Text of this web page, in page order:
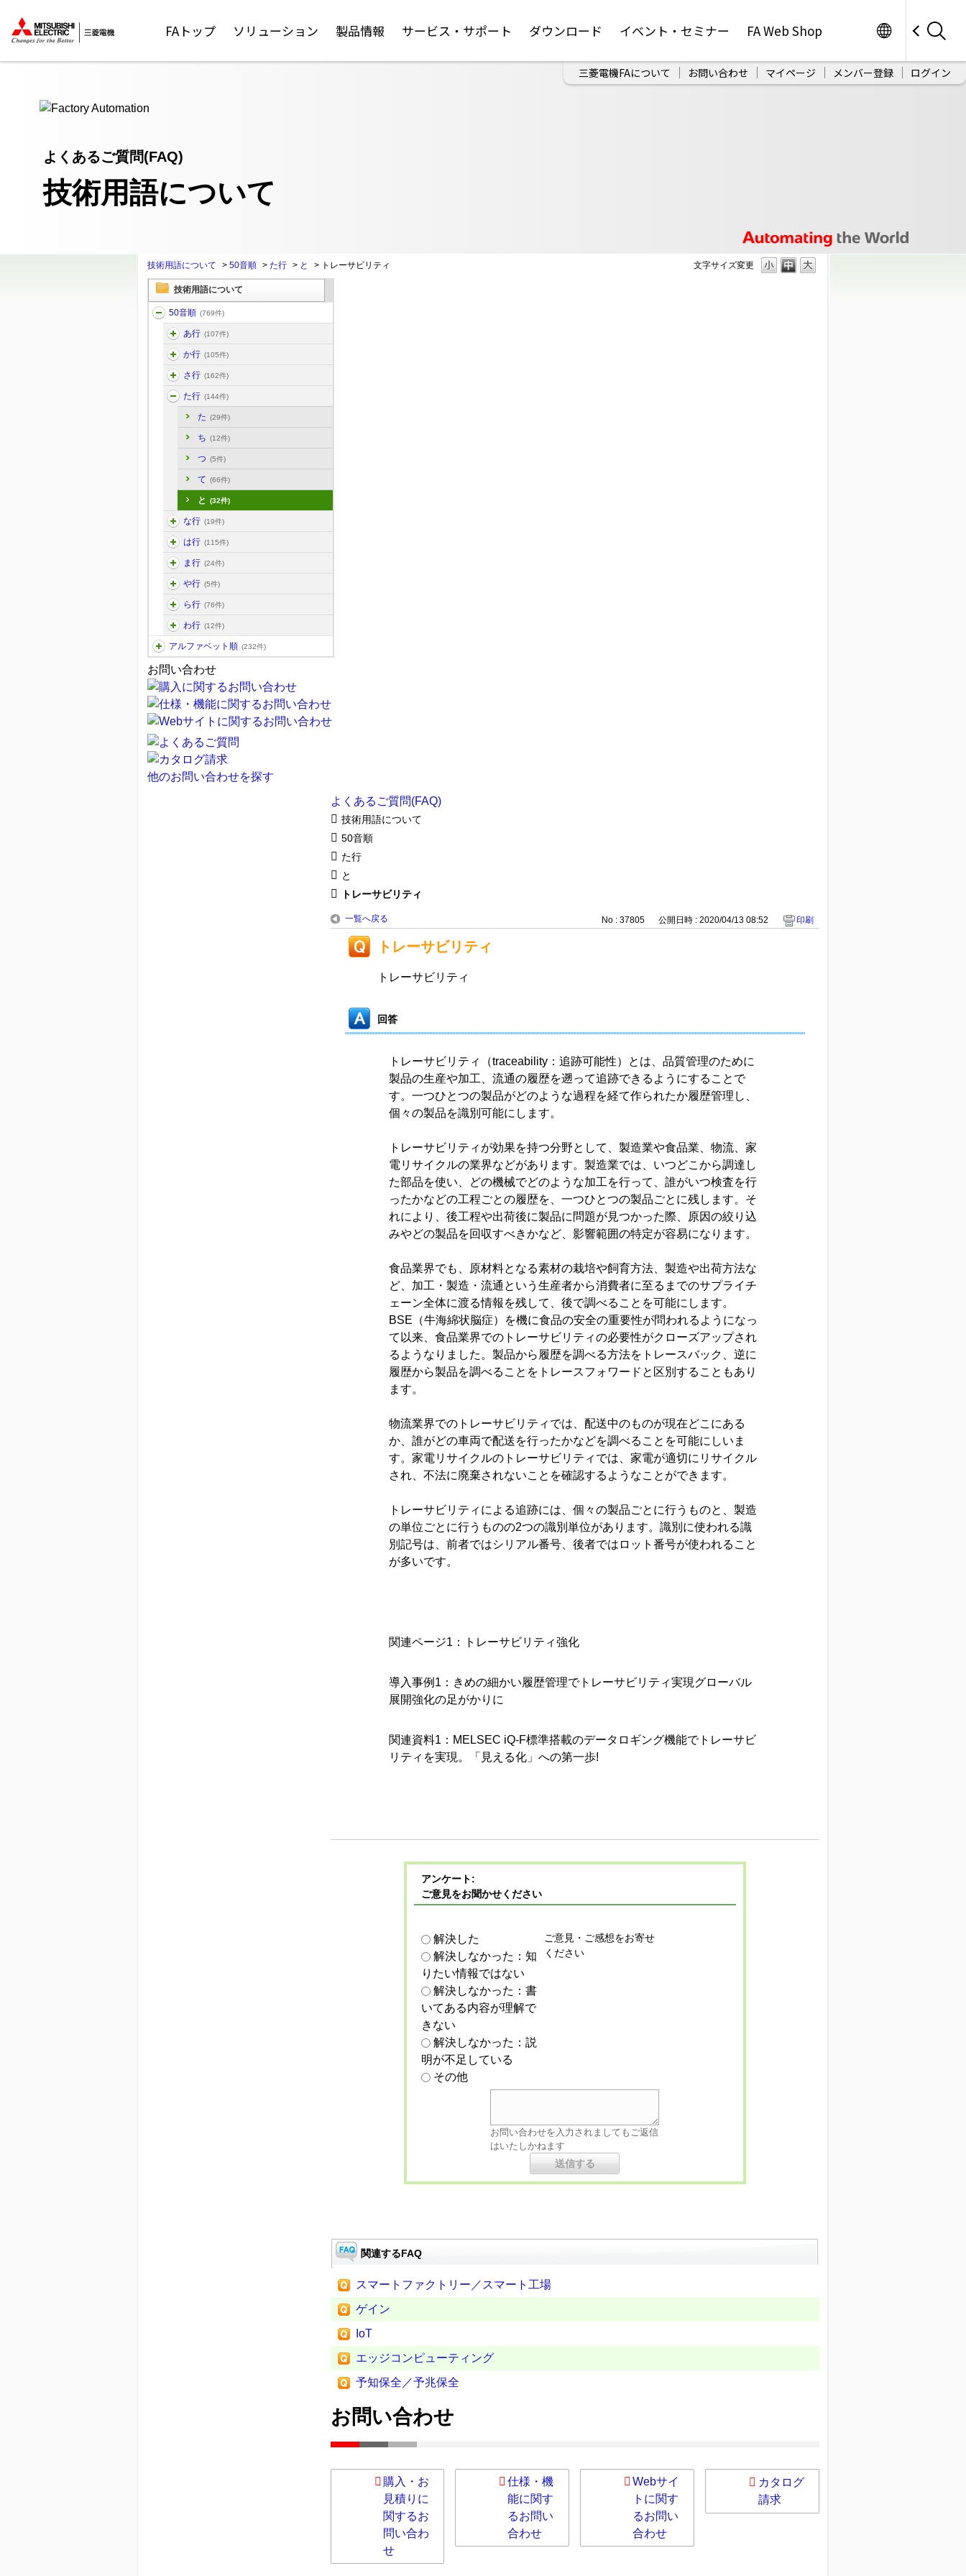
FAトップ ソリューション 製品情報 サービス・サポート ダウンロード イベント・セミナー FA Web Shop
三菱電機FAについて お問い合わせ マイページ メンバー登録 ログイン
よくあるご質問(FAQ)
技術用語について
文字サイズ変更
技術用語について > 50音順 > た行 > と > トレーサビリティ
技術用語について
50音順 (769件)
あ行 (107件)
か行 (105件)
さ行 (162件)
た行 (144件)
た (29件)
ち (12件)
つ (5件)
て (66件)
と (32件)
な行 (19件)
は行 (115件)
ま行 (24件)
や行 (5件)
ら行 (76件)
わ行 (12件)
アルファベット順 (232件)
お問い合わせ
他のお問い合わせを探す
よくあるご質問(FAQ)
技術用語について
50音順
た行
と
トレーサビリティ
一覧へ戻る No : 37805 公開日時 : 2020/04/13 08:52 印刷
トレーサビリティ
トレーサビリティ
回答
トレーサビリティ（traceability：追跡可能性）とは、品質管理のために
製品の生産や加工、流通の履歴を遡って追跡できるようにすることで
す。一つひとつの製品がどのような過程を経て作られたか履歴管理し、
個々の製品を識別可能にします。
トレーサビリティが効果を持つ分野として、製造業や食品業、物流、家
電リサイクルの業界などがあります。製造業では、いつどこから調達し
た部品を使い、どの機械でどのような加工を行って、誰がいつ検査を行
ったかなどの工程ごとの履歴を、一つひとつの製品ごとに残します。そ
れにより、後工程や出荷後に製品に問題が見つかった際、原因の絞り込
みやどの製品を回収すべきかなど、影響範囲の特定が容易になります。
食品業界でも、原材料となる素材の栽培や飼育方法、製造や出荷方法な
ど、加工・製造・流通という生産者から消費者に至るまでのサプライチ
ェーン全体に渡る情報を残して、後で調べることを可能にします。
BSE（牛海綿状脳症）を機に食品の安全の重要性が問われるようになっ
て以来、食品業界でのトレーサビリティの必要性がクローズアップされ
るようなりました。製品から履歴を調べる方法をトレースバック、逆に
履歴から製品を調べることをトレースフォワードと区別することもあり
ます。
物流業界でのトレーサビリティでは、配送中のものが現在どこにある
か、誰がどの車両で配送を行ったかなどを調べることを可能にしいま
す。家電リサイクルのトレーサビリティでは、家電が適切にリサイクル
され、不法に廃棄されないことを確認するようなことができます。
トレーサビリティによる追跡には、個々の製品ごとに行うものと、製造
の単位ごとに行うものの2つの識別単位があります。識別に使われる識
別記号は、前者ではシリアル番号、後者ではロット番号が使われること
が多いです。
関連ページ1：トレーサビリティ強化
導入事例1：きめの細かい履歴管理でトレーサビリティ実現グローバル
展開強化の足がかりに
関連資料1：MELSEC iQ-F標準搭載のデータロギング機能でトレーサビ
リティを実現。「見える化」への第一歩!
アンケート:
ご意見をお聞かせください
解決した
解決しなかった：知
りたい情報ではない
解決しなかった：書
いてある内容が理解で
きない
解決しなかった：説
明が不足している
その他
ご意見・ご感想をお寄せ
ください
お問い合わせを入力されましてもご返信
はいたしかねます
関連するFAQ
スマートファクトリー／スマート工場
ゲイン
IoT
エッジコンピューティング
予知保全／予兆保全
お問い合わせ
購入・お
見積りに
関するお
問い合わ
せ
仕様・機
能に関す
るお問い
合わせ
Webサイ
トに関す
るお問い
合わせ
カタログ
請求